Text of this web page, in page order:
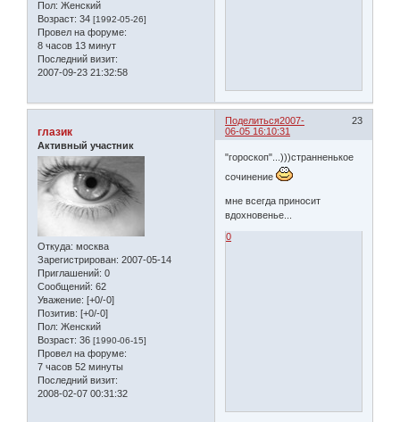
Пол: Женский
Возраст: 34 [1992-05-26]
Провел на форуме:
8 часов 13 минут
Последний визит:
2007-09-23 21:32:58
Поделиться 23
2007-
06-05 16:10:31
глазик
Активный участник
Откуда: москва
Зарегистрирован: 2007-05-14
Приглашений: 0
Сообщений: 62
Уважение: [+0/-0]
Позитив: [+0/-0]
Пол: Женский
Возраст: 36 [1990-06-15]
Провел на форуме:
7 часов 52 минуты
Последний визит:
2008-02-07 00:31:32
"гороскоп"...)))странненькое
сочинение
мне всегда приносит
вдохновенье...
0